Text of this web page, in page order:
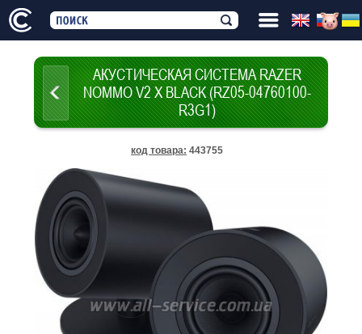
АКУСТИЧЕСКАЯ СИСТЕМА RAZER
NOMMO V2 X BLACK (RZ05-04760100-
R3G1)
код товара: 443755